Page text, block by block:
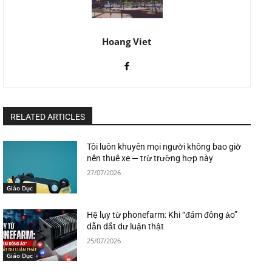
Hoang Viet
RELATED ARTICLES
Giáo Dục
Tôi luôn khuyên mọi người không bao giờ
nên thuê xe — trừ trường hợp này
27/07/2026
Giáo Dục
Hệ lụy từ phonefarm: Khi “đám đông ảo”
dẫn dắt dư luận thật
25/07/2026